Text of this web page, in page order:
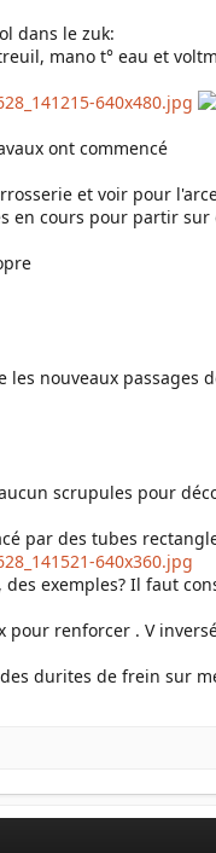
dans le zuk:
mano t° eau et
ont commencé
et voir pour
en cours pour partir sur
les nouveaux passages
scrupules pour
par des tubes
exemples? Il faut
pour renforcer . V
durites de frein sur